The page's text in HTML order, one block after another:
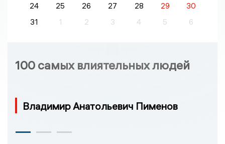
24
25 26 27 28 29
30
31
1 2 3 4 5 6
100 самых влиятельных людей
Владимир Анатольевич Пименов